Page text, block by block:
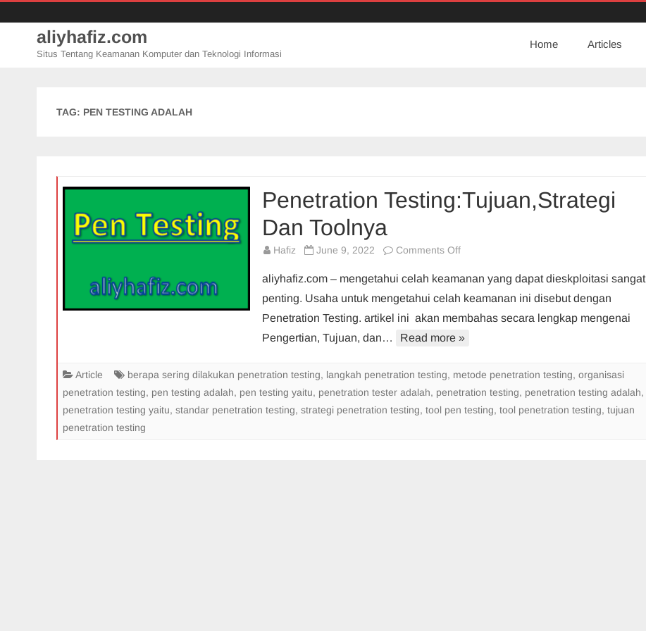
aliyhafiz.com
Situs Tentang Keamanan Komputer dan Teknologi Informasi
Home Articles
TAG: PEN TESTING ADALAH
Penetration Testing:Tujuan,Strategi
Dan Toolnya
Hafiz June 9, 2022 Comments Offon
Testing:Tujuan,Strategi
Dan
Toolnya
aliyhafiz.com – mengetahui celah keamanan yang dapat dieskploitasi sangat
penting. Usaha untuk mengetahui celah keamanan ini disebut dengan
Penetration Testing. artikel ini akan membahas secara lengkap mengenai
Pengertian, Tujuan, dan…
Read more »
Article berapa sering dilakukan penetration testing, langkah penetration testing, metode penetration testing, organisasi
penetration testing, pen testing adalah, pen testing yaitu, penetration tester adalah, penetration testing, penetration testing adalah,
penetration testing yaitu, standar penetration testing, strategi penetration testing, tool pen testing, tool penetration testing, tujuan
penetration testing